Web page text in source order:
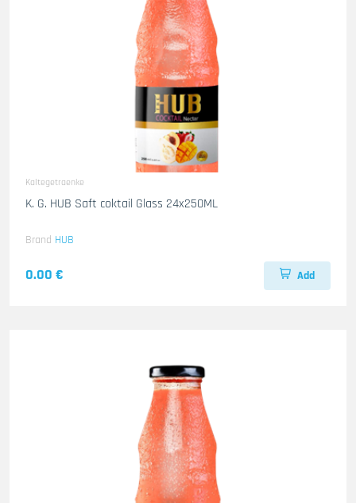
Kaltegetraenke
K. G. HUB Saft coktail Glass 24x250ML
Brand HUB
0.00 € Add